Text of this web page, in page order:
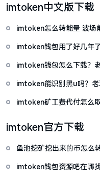
imtoken中文版下载
imtoken怎么转能量 波场
imtoken钱包用了好几年
imtoken钱包怎么下载？
imtoken能识别黑u吗？老
imtoken矿工费代付怎么
imtoken官方下载
鱼池挖矿挖出来的币怎么
imtoken钱包资源吧在哪